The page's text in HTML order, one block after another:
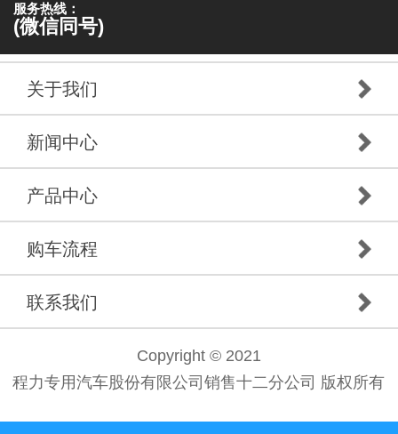
服务热线：
(微信同号)
关于我们
新闻中心
产品中心
购车流程
联系我们
Copyright © 2021
程力专用汽车股份有限公司销售十二分公司 版权所有